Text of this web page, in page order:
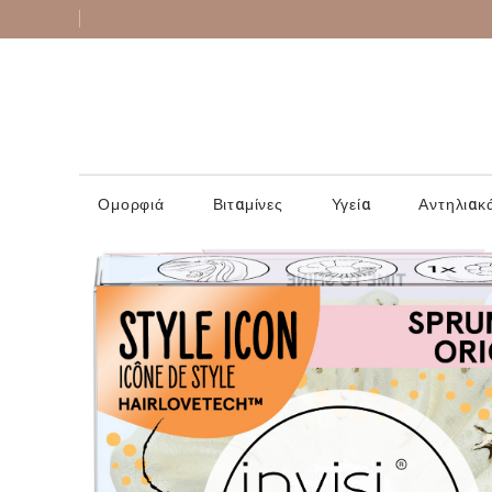
Ομορφιά Βιταμίνες Υγεία